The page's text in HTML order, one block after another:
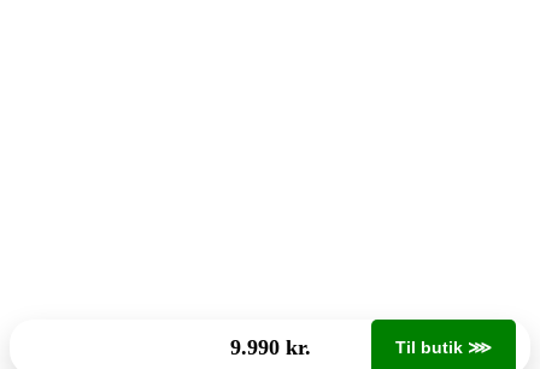
9.990 kr. Til butik ⋙